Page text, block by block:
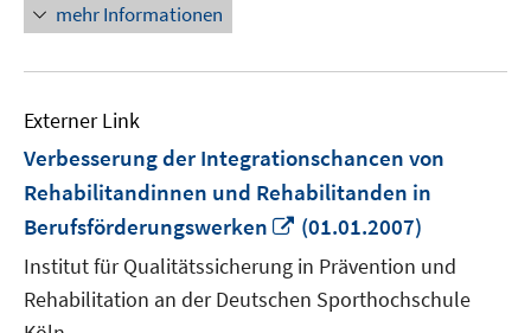
mehr Informationen
Externer Link
Verbesserung der Integrationschancen von
Rehabilitandinnen und Rehabilitanden in
Berufsförderungswerken
In
neuem
Fenster
öffnen
(01.01.2007)
Institut für Qualitätssicherung in Prävention und
Rehabilitation an der Deutschen Sporthochschule